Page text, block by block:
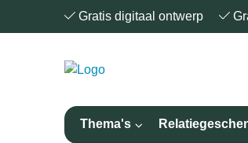
Gratis digitaal ontwerp
Thema's